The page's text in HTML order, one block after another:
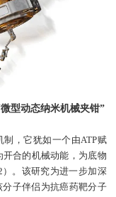
型动态纳米机械夹钳”
制，它犹如一个由ATP赋
合的机械动能，为底物
。该研究为进一步加深
分子伴侣为抗癌药靶分子